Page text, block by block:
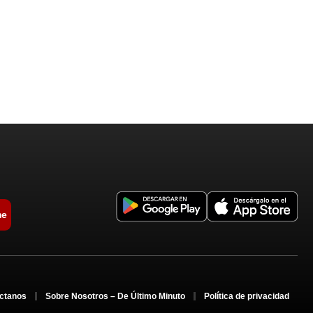
Sobre Nosotros – De Último Minuto Política de privacidad